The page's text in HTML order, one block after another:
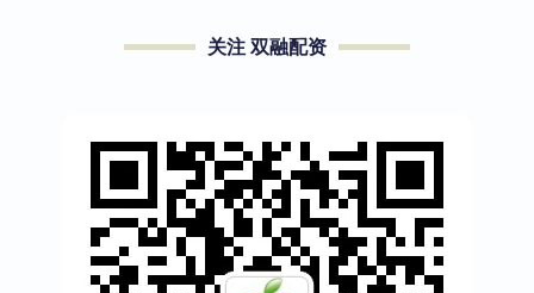
关注 双融配资